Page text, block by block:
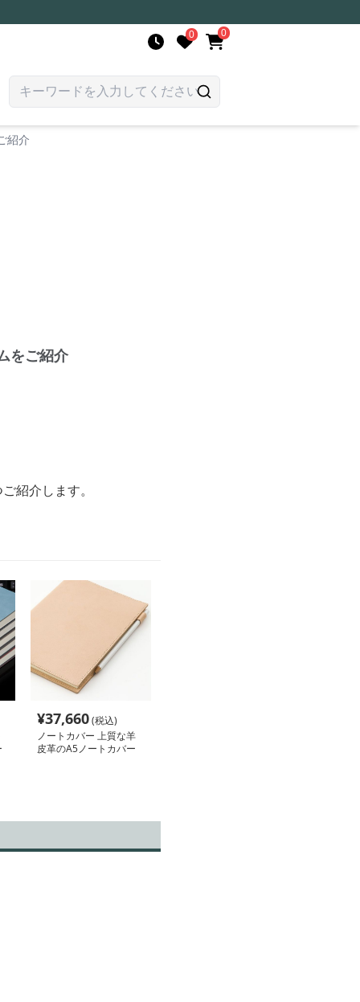
0 0
紹介
をご紹介
紹介します。
¥37,660(税込)
ノートカバー 上質な羊
皮革のA5ノートカバー